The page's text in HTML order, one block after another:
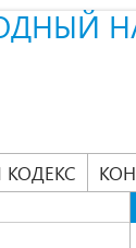
КОДЕКС